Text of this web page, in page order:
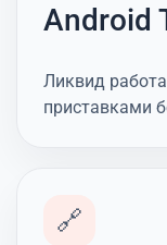
Android
Ликвид
приставками
🔗